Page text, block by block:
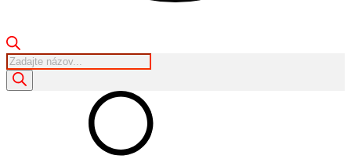
Products
search